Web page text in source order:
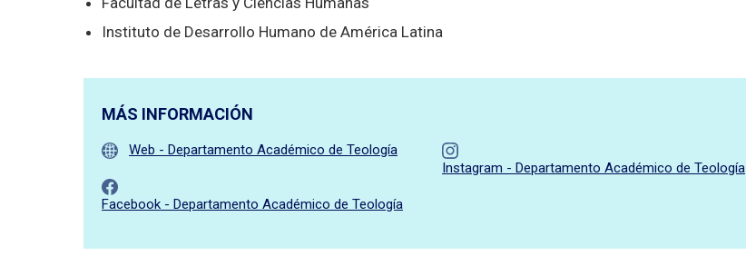
Instituto de Desarrollo Humano de América Latina
MÁS INFORMACIÓN
Web - Departamento Académico de Teología
Facebook - Departamento Académico de Teología
Instagram - Departamento Académico de Teología